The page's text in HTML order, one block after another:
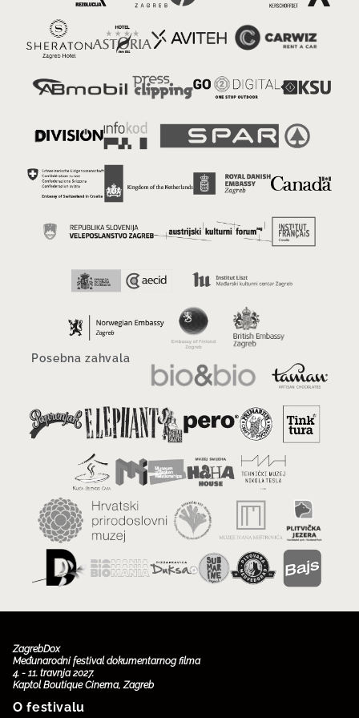
Posebna zahvala
ZagrebDox
Međunarodni festival dokumentarnog filma
4. - 11. travnja 2027.
Kaptol Boutique Cinema, Zagreb
O festivalu